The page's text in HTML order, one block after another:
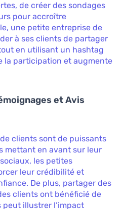
de créer des sondages
pour accroître
une petite entreprise de
à ses clients de partager
en utilisant un hashtag
la participation et augmente
et Avis
clients sont de puissants
mettant en avant sur leur
les petites
leur crédibilité et
De plus, partager des
clients ont bénéficié de
illustrer l’impact